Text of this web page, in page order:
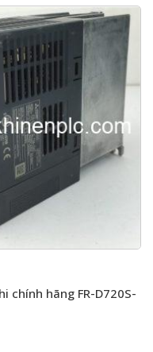
chính hãng FR-D720S-